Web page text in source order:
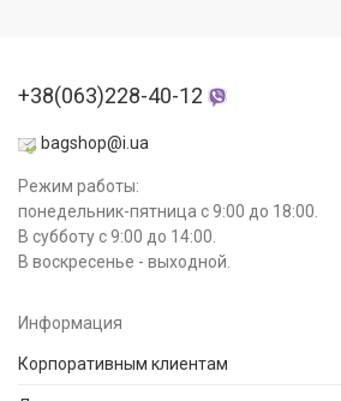
+38(063)228-40-12
bagshop@i.ua
Режим работы:
понедельник-пятница с 9:00 до 18:00.
В субботу с 9:00 до 14:00.
В воскресенье - выходной.
Информация
Корпоративным клиентам